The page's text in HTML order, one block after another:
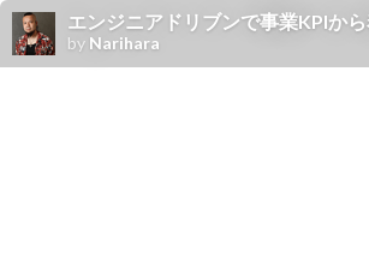
エンジニアドリブンで事業KPIか
by Narihara